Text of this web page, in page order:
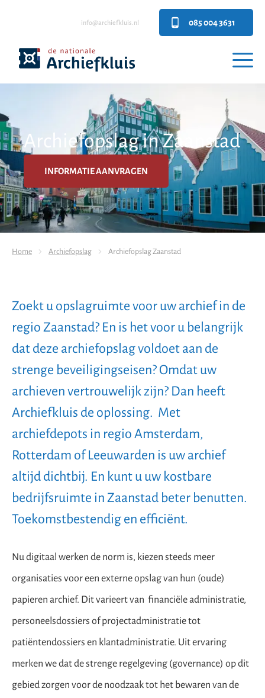
info@archiefkluis.nl 085 004 3631
Archiefopslag in Zaanstad
INFORMATIE AANVRAGEN
Home Archiefopslag Archiefopslag Zaanstad
Zoekt u opslagruimte voor uw archief in de
regio Zaanstad? En is het voor u belangrijk
dat deze archiefopslag voldoet aan de
strenge beveiligingseisen? Omdat uw
archieven vertrouwelijk zijn? Dan heeft
Archiefkluis de oplossing. Met
archiefdepots in regio Amsterdam,
Rotterdam of Leeuwarden is uw archief
altijd dichtbij. En kunt u uw kostbare
bedrijfsruimte in Zaanstad beter benutten.
Toekomstbestendig en efficiënt.
Nu digitaal werken de norm is, kiezen steeds meer
organisaties voor een externe opslag van hun (oude)
papieren archief. Dit varieert van financiële administratie,
personeelsdossiers of projectadministratie tot
patiëntendossiers en klantadministratie. Uit ervaring
merken we dat de strenge regelgeving (governance) op dit
gebied zorgen voor de noodzaak tot het bewaren van de